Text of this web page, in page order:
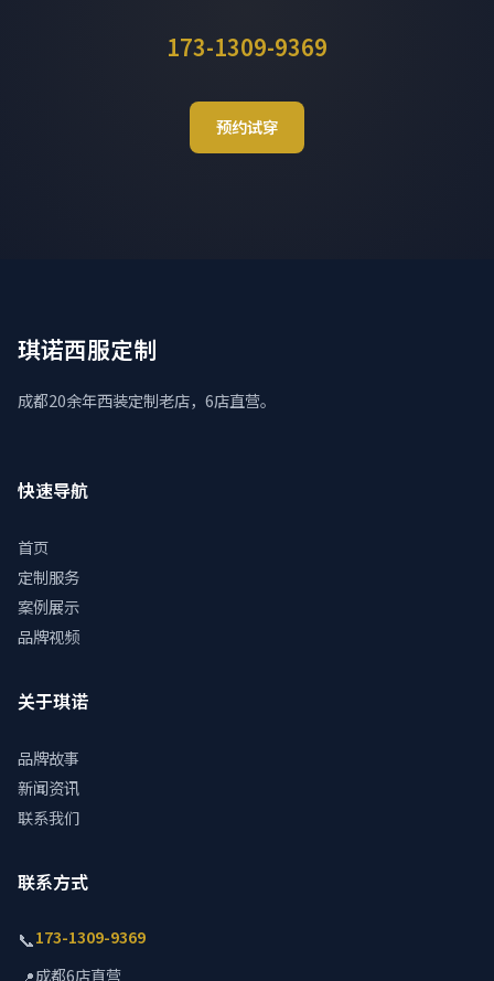
173-1309-9369
预约试穿
琪诺西服定制
成都20余年西装定制老店，6店直营。
快速导航
首页
定制服务
案例展示
品牌视频
关于琪诺
品牌故事
新闻资讯
联系我们
联系方式
📞173-1309-9369
成都6店直营